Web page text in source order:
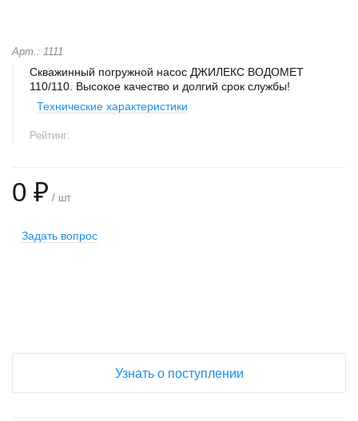
Арт.: 1111
Скважинный погружной насос ДЖИЛЕКС ВОДОМЕТ
110/110. Высокое качество и долгий срок службы!
Технические характеристики
Рейтинг:
0 ₽ / шт
Задать вопрос
Узнать о поступлении